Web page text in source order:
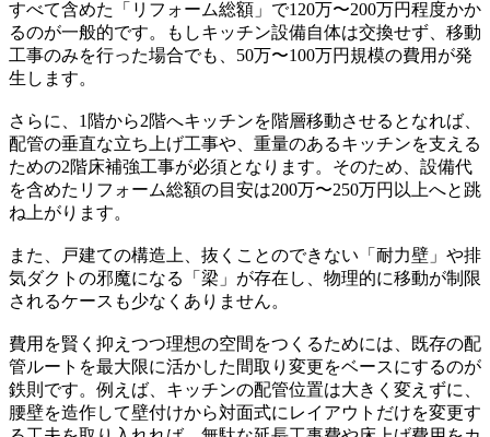
すべて含めた「リフォーム総額」で120万〜200万円程度かか
るのが一般的です。もしキッチン設備自体は交換せず、移動
工事のみを行った場合でも、50万〜100万円規模の費用が発
生します。
さらに、1階から2階へキッチンを階層移動させるとなれば、
配管の垂直な立ち上げ工事や、重量のあるキッチンを支える
ための2階床補強工事が必須となります。そのため、設備代
を含めたリフォーム総額の目安は200万〜250万円以上へと跳
ね上がります。
また、戸建ての構造上、抜くことのできない「耐力壁」や排
気ダクトの邪魔になる「梁」が存在し、物理的に移動が制限
されるケースも少なくありません。
費用を賢く抑えつつ理想の空間をつくるためには、既存の配
管ルートを最大限に活かした間取り変更をベースにするのが
鉄則です。例えば、キッチンの配管位置は大きく変えずに、
腰壁を造作して壁付けから対面式にレイアウトだけを変更す